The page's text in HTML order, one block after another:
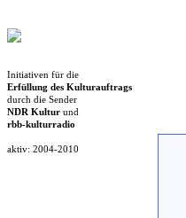
Initiativen für die
Erfüllung des Kulturauftrags
durch die Sender
NDR Kultur und
rbb-kulturradio
aktiv: 2004-2010